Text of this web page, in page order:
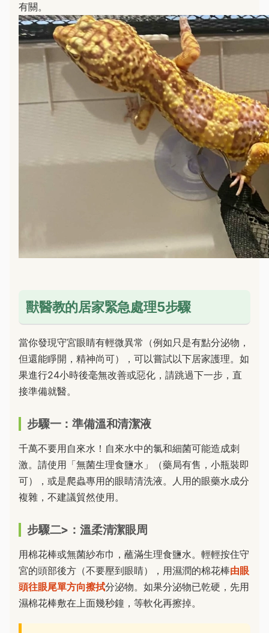
有關。
獸醫教的居家緊急處理5步驟
當你發現守宮眼睛有輕微異常（例如只是有點分泌物，
但還能睜開，精神尚可），可以嘗試以下居家護理。如
果進行24小時後毫無改善或惡化，請跳過下一步，直
接準備就醫。
步驟一：準備溫和清潔液
千萬不要用自來水！自來水中的氯和細菌可能造成刺
激。請使用「無菌生理食鹽水」（藥局有售，小瓶裝即
可），或是爬蟲專用的眼睛清洗液。人用的眼藥水成分
複雜，不建議貿然使用。
步驟二>：溫柔清潔眼周
用棉花棒或無菌紗布巾，蘸滿生理食鹽水。輕輕按住守
宮的頭部後方（不要壓到眼睛），用濕潤的棉花棒由眼
頭往眼尾單方向擦拭分泌物。如果分泌物已乾硬，先用
濕棉花棒敷在上面幾秒鐘，等軟化再擦掉。